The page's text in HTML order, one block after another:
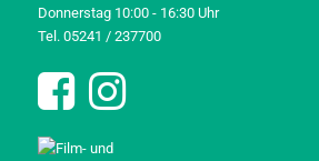
Donnerstag 10:00 - 16:30 Uhr
Tel. 05241 / 237700